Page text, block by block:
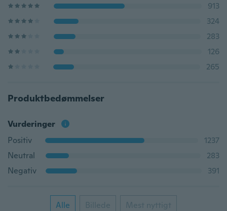
913
324
283
126
265
Produktbedømmelser
Vurderinger
Positiv
1237
Neutral
283
Negativ
391
Alle Billede Mest nyttigt